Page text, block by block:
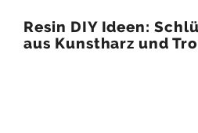
Resin DIY Ideen:
aus Kunstharz und